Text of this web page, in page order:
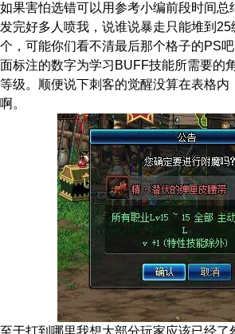
如果害怕选错可以用参考小编前段时间总
发完好多人喷我，说谁说暴走只能堆到
个，可能你们看不清最后那个格子的PS
面标注的数字为学习BUFF技能所需要的
等级。顺便说下刺客的觉醒没算在表格内
啊。